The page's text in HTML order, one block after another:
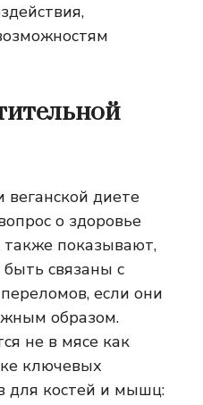
веганской диете
о здоровье
также показывают,
связаны с
если они
образом.
не в мясе как
ключевых
для костей и мышц: